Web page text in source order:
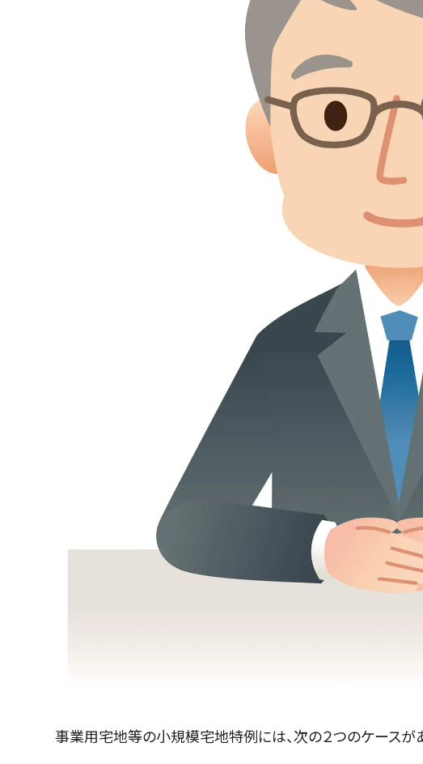
事業用宅地等の小規模宅地特例には、次の２つのケースが